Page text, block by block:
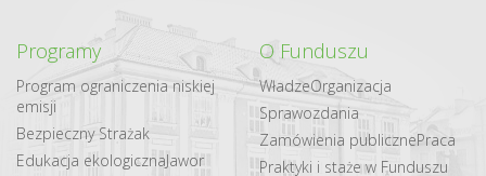
Programy
Program ograniczenia niskiej
emisji
Bezpieczny Strażak
Edukacja ekologicznaJawor
O Funduszu
WładzeOrganizacja
Sprawozdania
Zamówienia publicznePraca
Praktyki i staże w Funduszu